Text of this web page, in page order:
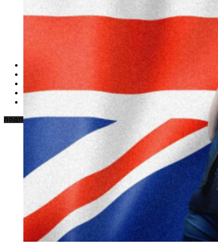
КАРАОКЕ ДЛЯ БИЗНЕСА
ПОДБОРКИ
ПОДПИСАТЬСЯ